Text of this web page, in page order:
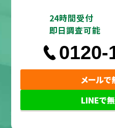
24時間受付
即日調査可能
0120-
メールで
LINEで